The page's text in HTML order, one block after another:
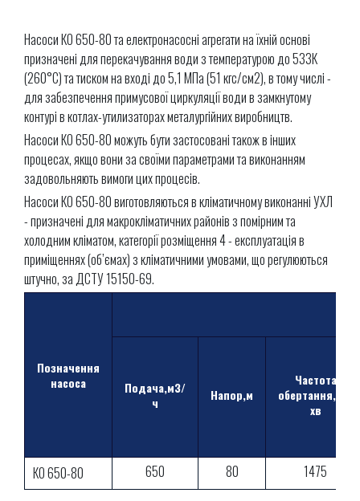
Насоси КО 650-80 та електронасосні агрегати на їхній основі
призначені для перекачування води з температурою до 533К
(260°С) та тиском на вході до 5,1 МПа (51 кгс/см2), в тому числі -
для забезпечення примусової циркуляції води в замкнутому
контурі в котлах-утилизаторах металургійних виробництв.
Насоси КО 650-80 можуть бути застосовані також в інших
процесах, якщо вони за своїми параметрами та виконанням
задовольняють вимоги цих процесів.
Насоси КО 650-80 виготовляються в кліматичному виконанні УХЛ
- призначені для макрокліматичних районів з помірним та
холодним кліматом, категорії розміщення 4 - експлуатація в
приміщеннях (об’ємах) з кліматичними умовами, що регулюються
штучно, за ДСТУ 15150-69.
Позначення
насоса
Подача,м3/
ч
Напор,м
Частота
обертання,об/
хв
КО 650-80 650 80 1475